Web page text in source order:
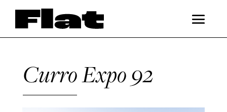
Curro Expo 92